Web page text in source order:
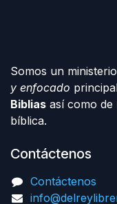
Somos un ministerio
y enfocado
Biblias así como
bíblica.
Contáctenos
Contáctenos